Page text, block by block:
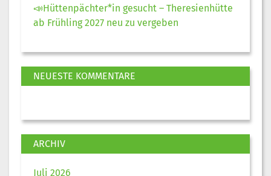
📣Hüttenpächter*in gesucht – Theresienhütte
ab Frühling 2027 neu zu vergeben
NEUESTE KOMMENTARE
ARCHIV
Juli 2026